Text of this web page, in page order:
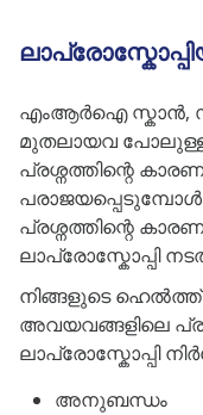
എംആർഐ സ്കാൻ,
മുതലായവ പോലുള്ള
പ്രശ്നത്തിന്റെ
പരാജയപ്പെടുമ്പോൾ
പ്രശ്നത്തിന്റെ
ലാപ്രോസ്കോപ്പി
നിങ്ങളുടെ
അവയവങ്ങളിലെ
ലാപ്രോസ്കോപ്പി
അനുബന്ധം